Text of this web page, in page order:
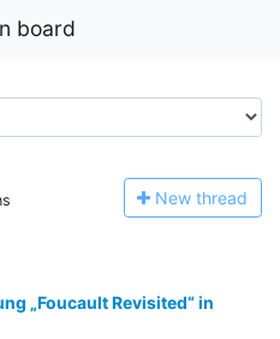
board
New thread
„Foucault Revisited“ in